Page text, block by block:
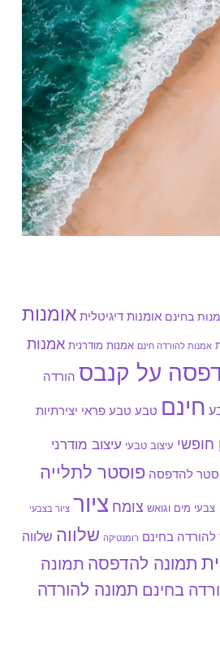
בחינם אומנות דיגיטלית אומנות
אמנות להורדה חינם אמנות מודרנית אמנות
על קנבס הורדה
חינם טבע טבע פראי יצירתיות
חופשי עיצוב טבעי עיצוב מודרני
להדפסה פוסטר לתלייה
צבעי מים וגואש צומח ציור ציור בצבעי
להורדה בחינם רומנטיקה שלווה שלווה
תמונה להדפסה תמונה
בחינם תמונה להורדה